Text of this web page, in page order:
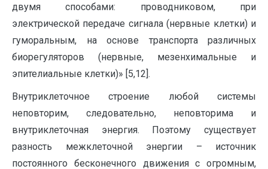
двумя способами: проводниковом, при
электрической передаче сигнала (нервные клетки) и
гуморальным, на основе транспорта различных
биорегуляторов (нервные, мезенхимальные и
эпителиальные клетки)» [5,12].
Внутриклеточное строение любой системы
неповторим, следовательно, неповторима и
внутриклеточная энергия. Поэтому существует
разность межклеточной энергии – источник
постоянного бесконечного движения с огромным,